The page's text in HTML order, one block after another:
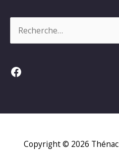
Facebook
Copyright © 2026 Thénac